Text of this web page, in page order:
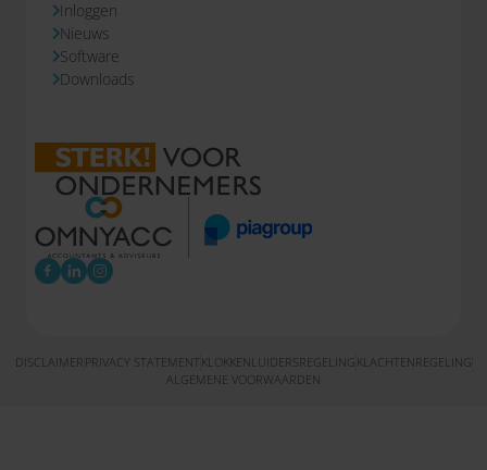
Inloggen
Nieuws
Software
Downloads
DISCLAIMER PRIVACY STATEMENT KLOKKENLUIDERSREGELING KLACHTENREGELING
ALGEMENE VOORWAARDEN